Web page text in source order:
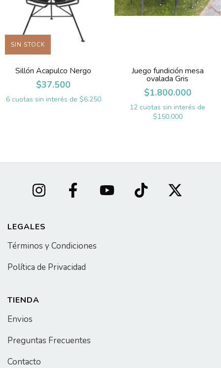
SIN STOCK
Sillón Acapulco Nergo
$37.500
6 cuotas sin interés de $6.250
Juego fundición mesa
ovalada Gris
$1.800.000
12 cuotas sin interés de
$150.000
LEGALES
Términos y Condiciones
Política de Privacidad
TIENDA
Envios
Preguntas Frecuentes
Contacto